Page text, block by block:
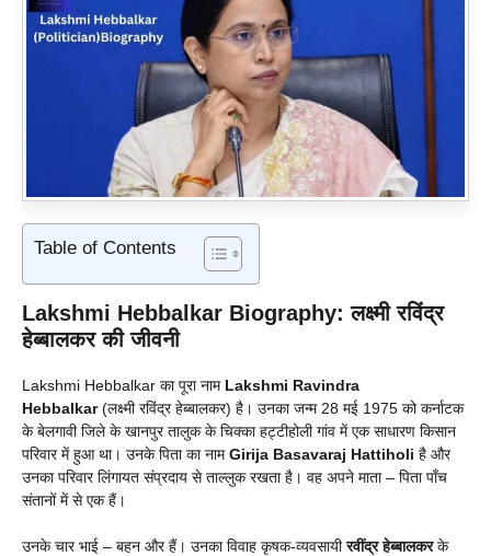
Table of Contents
Lakshmi Hebbalkar Biography: लक्ष्मी रविंद्र
हेब्बालकर की जीवनी
Lakshmi Hebbalkar का पूरा नाम Lakshmi Ravindra
Hebbalkar(लक्ष्मी रविंद्र हेब्बालकर) है। उनका जन्म 28 मई 1975 को कर्नाटक
के बेलगावी जिले के खानपुर तालुक के चिक्का हट्टीहोली गांव में एक साधारण किसान
परिवार में हुआ था। उनके पिता का नामGirija Basavaraj Hattiholi है और
उनका परिवार लिंगायत संप्रदाय से ताल्लुक रखता है। वह अपने माता – पिता पाँच
संतानों में से एक हैं।
उनके चार भाई – बहन और हैं। उनका विवाह कृषक-व्यवसायीरवींद्र हेब्बालकरके